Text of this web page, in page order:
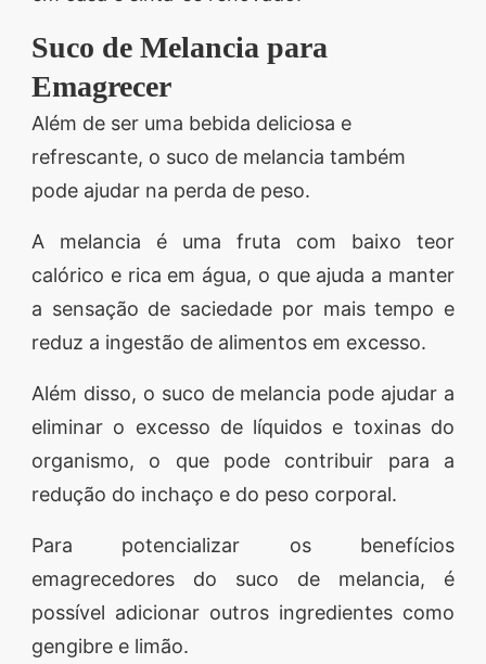
Suco de Melancia para
Emagrecer
Além de ser uma bebida deliciosa e
refrescante, o suco de melancia também
pode ajudar na perda de peso.
A melancia é uma fruta com baixo teor
calórico e rica em água, o que ajuda a manter
a sensação de saciedade por mais tempo e
reduz a ingestão de alimentos em excesso.
Além disso, o suco de melancia pode ajudar a
eliminar o excesso de líquidos e toxinas do
organismo, o que pode contribuir para a
redução do inchaço e do peso corporal.
Para potencializar os benefícios
emagrecedores do suco de melancia, é
possível adicionar outros ingredientes como
gengibre e limão.